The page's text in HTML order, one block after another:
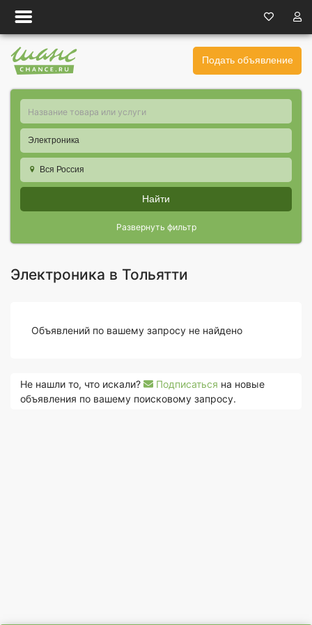
Подать объявление
Электроника
Вся Россия
Найти
Развернуть фильтр
Электроника в Тольятти
Объявлений по вашему запросу не найдено
Не нашли то, что искали? Подписаться на новые
объявления по вашему поисковому запросу.